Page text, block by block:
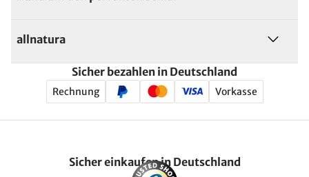
allnatura
Sicher bezahlen in Deutschland
Rechnung Vorkasse
Sicher einkaufen in Deutschland